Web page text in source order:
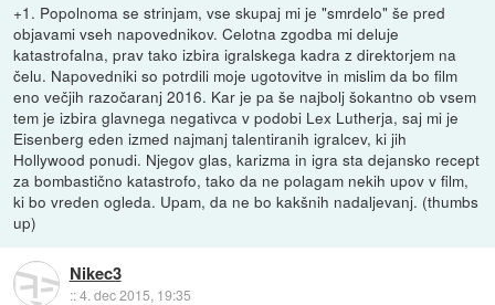
+1. Popolnoma se strinjam, vse skupaj mi je "smrdelo" še pred
objavami vseh napovednikov. Celotna zgodba mi deluje
katastrofalna, prav tako izbira igralskega kadra z direktorjem na
čelu. Napovedniki so potrdili moje ugotovitve in mislim da bo film
eno večjih razočaranj 2016. Kar je pa še najbolj šokantno ob vsem
tem je izbira glavnega negativca v podobi Lex Lutherja, saj mi je
Eisenberg eden izmed najmanj talentiranih igralcev, ki jih
Hollywood ponudi. Njegov glas, karizma in igra sta dejansko recept
za bombastično katastrofo, tako da ne polagam nekih upov v film,
ki bo vreden ogleda. Upam, da ne bo kakšnih nadaljevanj. (thumbs
up)
Nikec3
::4. dec 2015, 19:35